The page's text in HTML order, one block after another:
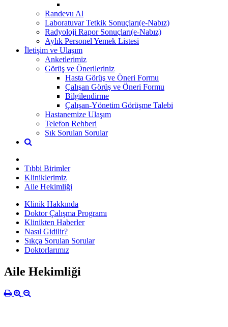
Randevu Al
Laboratuvar Tetkik Sonuçları(e-Nabız)
Radyoloji Rapor Sonuçları(e-Nabız)
Aylık Personel Yemek Listesi
İletişim ve Ulaşım
Anketlerimiz
Görüş ve Önerileriniz
Hasta Görüş ve Öneri Formu
Çalışan Görüş ve Öneri Formu
Bilgilendirme
Çalışan-Yönetim Görüşme Talebi
Hastanemize Ulaşım
Telefon Rehberi
Sık Sorulan Sorular
Tıbbi Birimler
Kliniklerimiz
Aile Hekimliği
Klinik Hakkında
Doktor Çalışma Programı
Klinikten Haberler
Nasıl Gidilir?
Sıkça Sorulan Sorular
Doktorlarımız
Aile Hekimliği